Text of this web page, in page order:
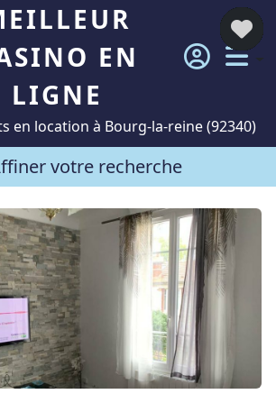
EN
LIGNE
en location à Bourg-la-reine (92340)
votre recherche